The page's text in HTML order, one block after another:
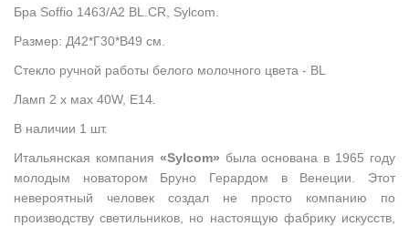
Бра Soffio 1463/A2 BL.CR, Sylcom.
Размер: Д42*Г30*В49 см.
Стекло ручной работы белого молочного цвета - BL
Ламп 2 x мax 40W, Е14.
В наличии 1 шт.
Итальянская компания «Sylcom» была основана в 1965 году
молодым новатором Бруно Герардом в Венеции. Этот
невероятный человек создал не просто компанию по
производству светильников, но настоящую фабрику искусств,